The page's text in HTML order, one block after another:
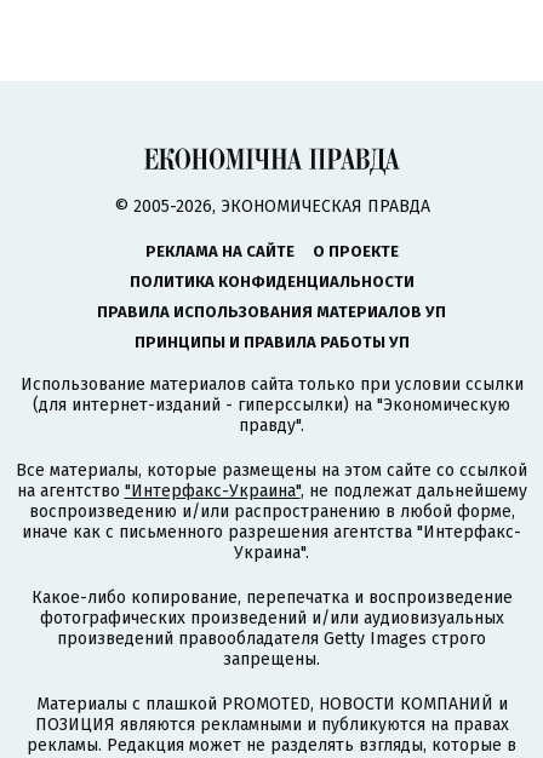
© 2005-2026, ЭКОНОМИЧЕСКАЯ ПРАВДА
РЕКЛАМА НА САЙТЕ
О ПРОЕКТЕ
ПОЛИТИКА КОНФИДЕНЦИАЛЬНОСТИ
ПРАВИЛА ИСПОЛЬЗОВАНИЯ МАТЕРИАЛОВ УП
ПРИНЦИПЫ И ПРАВИЛА РАБОТЫ УП
Использование материалов сайта только при условии ссылки
(для интернет-изданий - гиперссылки) на "Экономическую
правду".
Все материалы, которые размещены на этом сайте со ссылкой
на агентство "Интерфакс-Украина", не подлежат дальнейшему
воспроизведению и/или распространению в любой форме,
иначе как с письменного разрешения агентства "Интерфакс-
Украина".
Какое-либо копирование, перепечатка и воспроизведение
фотографических произведений и/или аудиовизуальных
произведений правообладателя Getty Images строго
запрещены.
Материалы с плашкой PROMOTED, НОВОСТИ КОМПАНИЙ и
ПОЗИЦИЯ являются рекламными и публикуются на правах
рекламы. Редакция может не разделять взгляды, которые в